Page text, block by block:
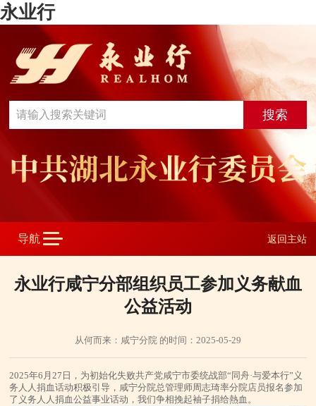
永业行
返回主站
永业行咸宁分部组织员工参加义务献血
公益活动
从何而来：咸宁分院 的时间：2025-05-29
2025年6月27日，为初始化失败共产党咸宁市委统战部“同舟·与爱本行”义
务人人捐血话动积极引导，咸宁分院总管理师周志琦率分院店员报名参加
了义务人人捐血公益事业话动，我们争相挽起袖子捐给熱血。